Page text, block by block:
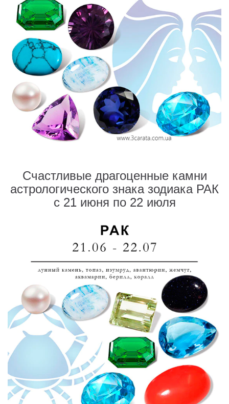
Счастливые драгоценные камни
астрологического знака зодиака РАК
с 21 июня по 22 июля